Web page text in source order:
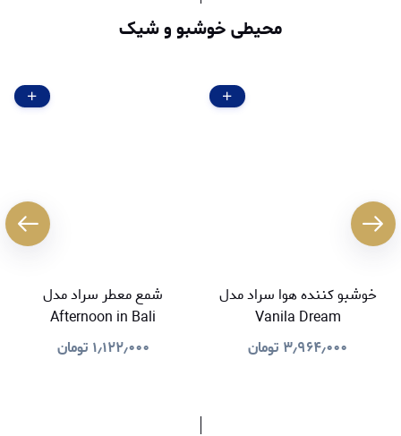
محیطی خوشبو و شیک
خوشبو کننده هوا سراد مدل
Vanila Dream
۳٫۹۶۴٫۰۰۰ تومان
شمع معطر سراد مدل
Afternoon in Bali
۱٫۱۲۲٫۰۰۰ تومان